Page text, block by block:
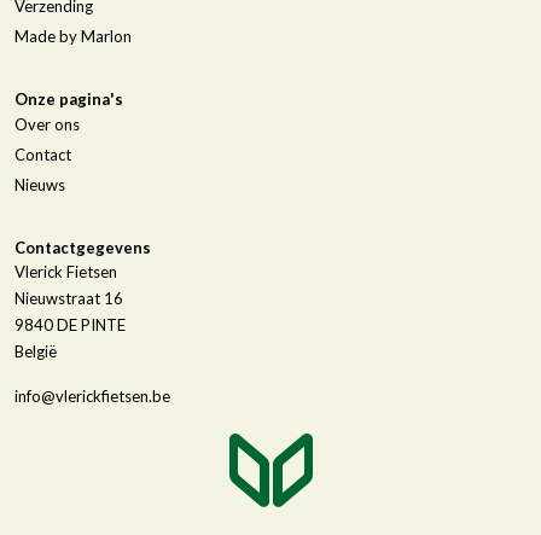
Verzending
Made by Marlon
Onze pagina's
Over ons
Contact
Nieuws
Contactgegevens
Vlerick Fietsen
Nieuwstraat 16
9840DE PINTE
België
info@vlerickfietsen.be